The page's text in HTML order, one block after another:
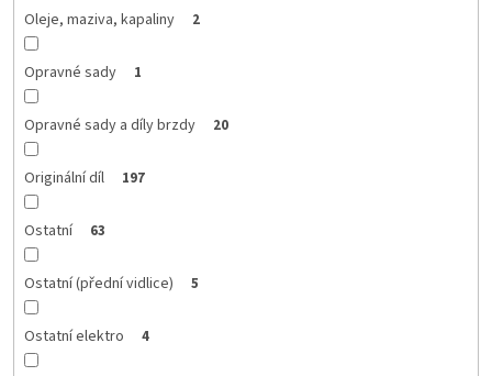
Oleje, maziva, kapaliny 2
Opravné sady 1
Opravné sady a díly brzdy 20
Originální díl 197
Ostatní 63
Ostatní (přední vidlice) 5
Ostatní elektro 4